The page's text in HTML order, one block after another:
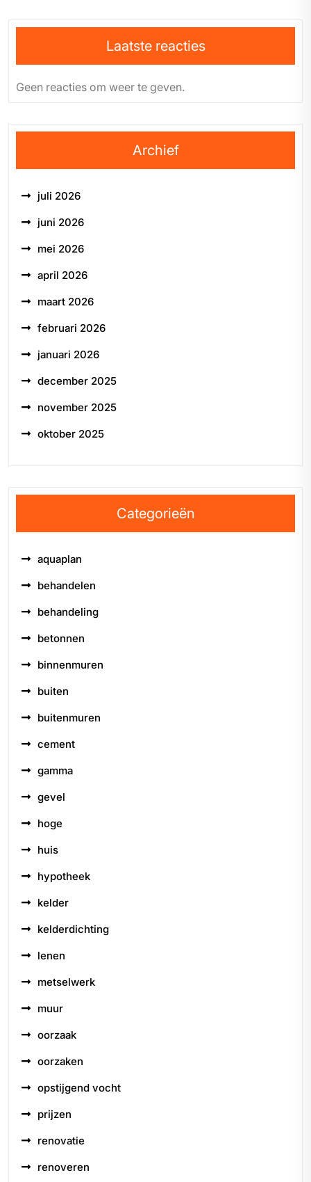
Laatste reacties
Geen reacties om weer te geven.
Archief
juli 2026
juni 2026
mei 2026
april 2026
maart 2026
februari 2026
januari 2026
december 2025
november 2025
oktober 2025
Categorieën
aquaplan
behandelen
behandeling
betonnen
binnenmuren
buiten
buitenmuren
cement
gamma
gevel
hoge
huis
hypotheek
kelder
kelderdichting
lenen
metselwerk
muur
oorzaak
oorzaken
opstijgend vocht
prijzen
renovatie
renoveren